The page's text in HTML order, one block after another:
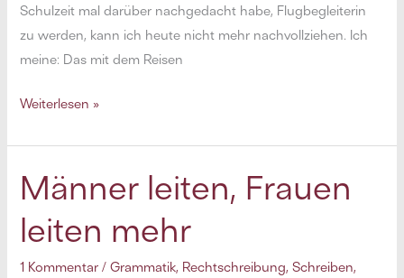
Schulzeit mal darüber nachgedacht habe, Flugbegleiterin
zu werden, kann ich heute nicht mehr nachvollziehen. Ich
meine: Das mit dem Reisen
Wenn
mal
groß
bin
Weiterlesen »
Männer leiten, Frauen
leiten mehr
1 Kommentar /Grammatik, Rechtschreibung,Schreiben,